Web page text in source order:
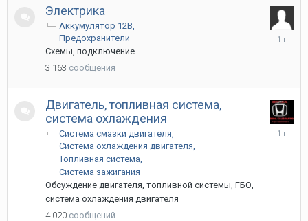
Электрика
Аккумулятор 12В
Предохранители
Схемы, подключение
3 163 сообщения
Двигатель, топливная система,
система охлаждения
Система смазки двигателя
Система охлаждения двигателя
Топливная система
Система зажигания
Обсуждение двигателя, топливной системы, ГБО,
система охлаждения двигателя
4 020 сообщений